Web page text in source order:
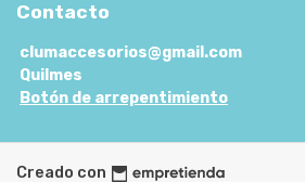
Contacto
clumaccesorios@gmail.com
Quilmes
Botón de arrepentimiento
Creado con